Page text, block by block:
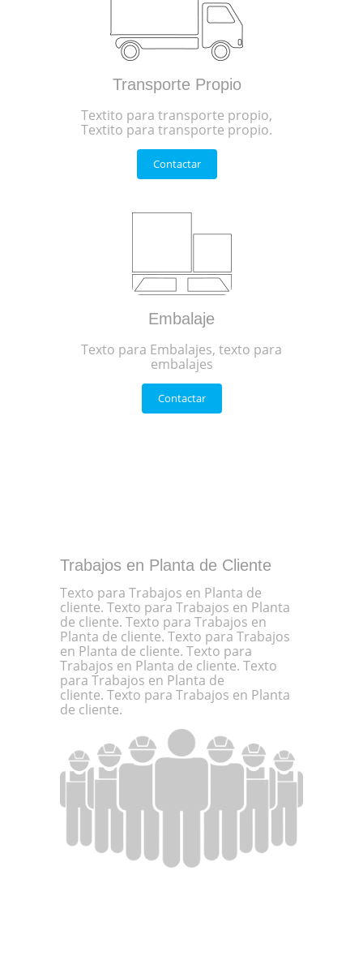
Transporte Propio
Textito para transporte propio,
Textito para transporte propio.
Contactar
Embalaje
Texto para Embalajes, texto para
embalajes
Contactar
Trabajos en Planta de Cliente
Texto para Trabajos en Planta de
cliente. Texto para Trabajos en Planta
de cliente. Texto para Trabajos en
Planta de cliente. Texto para Trabajos
en Planta de cliente. Texto para
Trabajos en Planta de cliente. Texto
para Trabajos en Planta de
cliente. Texto para Trabajos en Planta
de cliente.